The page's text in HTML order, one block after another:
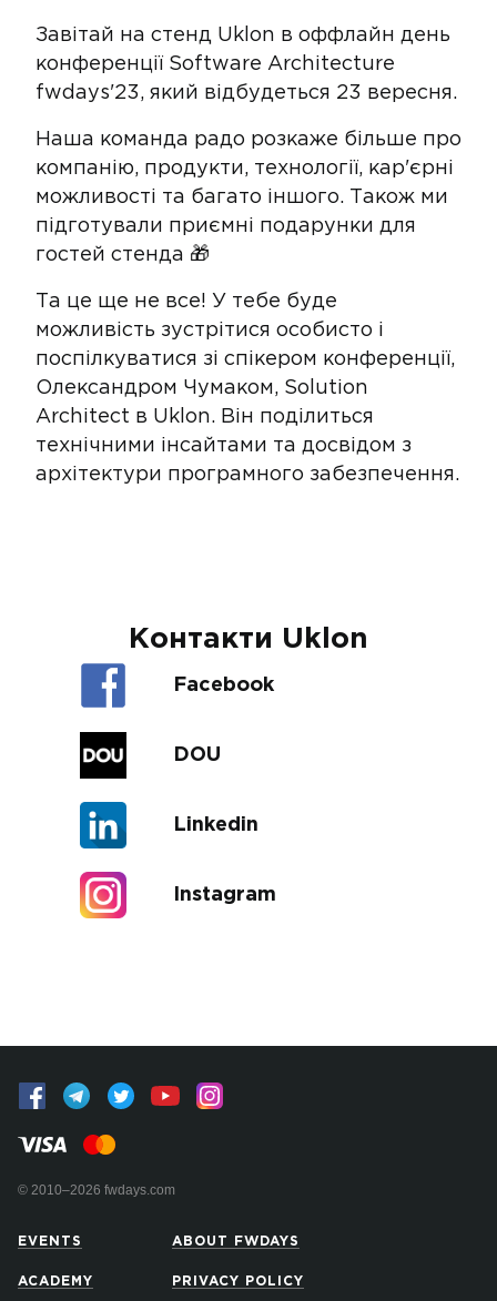
Завітай на стенд Uklon в оффлайн день
конференції Software Architecture
fwdays'23, який відбудеться 23 вересня.
Наша команда радо розкаже більше про
компанію, продукти, технології, кар'єрні
можливості та багато іншого. Також ми
підготували приємні подарунки для
гостей стенда 🎁
Та це ще не все! У тебе буде
можливість зустрітися особисто і
поспілкуватися зі спікером конференції,
Олександром Чумаком, Solution
Architect в Uklon. Він поділиться
технічними інсайтами та досвідом з
архітектури програмного забезпечення.
Контакти Uklon
Facebook
DOU
Linkedin
Instagram
© 2010–2026 fwdays.com
EVENTS
ACADEMY
ABOUT FWDAYS
PRIVACY POLICY